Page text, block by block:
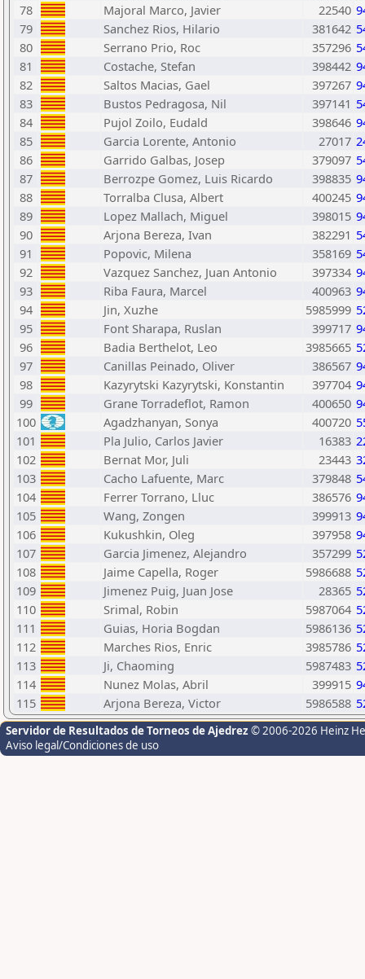
78
Majoral Marco, Javier 22540
79
Sanchez Rios, Hilario 381642
80
Serrano Prio, Roc 357296
81
Costache, Stefan 398442
82
Saltos Macias, Gael 397267
83
Bustos Pedragosa, Nil 397141
84
Pujol Zoilo, Eudald 398646
85
Garcia Lorente, Antonio 27017
86
Garrido Galbas, Josep 379097
87
Berrozpe Gomez, Luis Ricardo 398835
88
Torralba Clusa, Albert 400245
89
Lopez Mallach, Miguel 398015
90
Arjona Bereza, Ivan 382291
91
Popovic, Milena 358169
92
Vazquez Sanchez, Juan Antonio 397334
93
Riba Faura, Marcel 400963
94
Jin, Xuzhe 5985999
95
Font Sharapa, Ruslan 399717
96
Badia Berthelot, Leo 3985665
97
Canillas Peinado, Oliver 386567
98
Kazyrytski Kazyrytski, Konstantin 397704
99
Grane Torradeflot, Ramon 400650
100
Agadzhanyan, Sonya 400720
101
Pla Julio, Carlos Javier 16383
102
Bernat Mor, Juli 23443
103
Cacho Lafuente, Marc 379848
104
Ferrer Torrano, Lluc 386576
105
Wang, Zongen 399913
106
Kukushkin, Oleg 397958
107
Garcia Jimenez, Alejandro 357299
108
Jaime Capella, Roger 5986688
109
Jimenez Puig, Juan Jose 28365
110
Srimal, Robin 5987064
111
Guias, Horia Bogdan 5986136
112
Marches Rios, Enric 3985786
113
Ji, Chaoming 5987483
114
Nunez Molas, Abril 399915
115
Arjona Bereza, Victor 5986588
Servidor de Resultados de Torneos de Ajedrez © 2006-2026 Heinz
Aviso legal/Condiciones de uso